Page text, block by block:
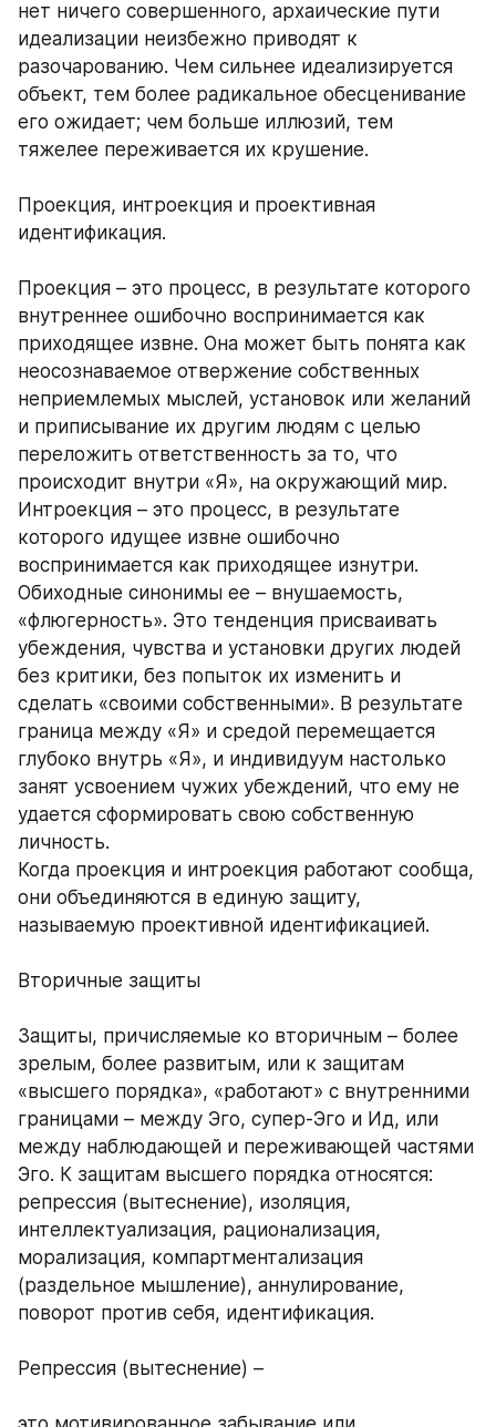
нет ничего совершенного, архаические пути
идеализации неизбежно приводят к
разочарованию. Чем сильнее идеализируется
объект, тем более радикальное обесценивание
его ожидает; чем больше иллюзий, тем
тяжелее переживается их крушение.
Проекция, интроекция и проективная
идентификация.
Проекция – это процесс, в результате которого
внутреннее ошибочно воспринимается как
приходящее извне. Она может быть понята как
неосознаваемое отвержение собственных
неприемлемых мыслей, установок или желаний
и приписывание их другим людям с целью
переложить ответственность за то, что
происходит внутри «Я», на окружающий мир.
Интроекция – это процесс, в результате
которого идущее извне ошибочно
воспринимается как приходящее изнутри.
Обиходные синонимы ее – внушаемость,
«флюгерность». Это тенденция присваивать
убеждения, чувства и установки других людей
без критики, без попыток их изменить и
сделать «своими собственными». В результате
граница между «Я» и средой перемещается
глубоко внутрь «Я», и индивидуум настолько
занят усвоением чужих убеждений, что ему не
удается сформировать свою собственную
личность.
Когда проекция и интроекция работают сообща,
они объединяются в единую защиту,
называемую проективной идентификацией.
Вторичные защиты
Защиты, причисляемые ко вторичным – более
зрелым, более развитым, или к защитам
«высшего порядка», «работают» с внутренними
границами – между Эго, супер-Эго и Ид, или
между наблюдающей и переживающей частями
Эго. К защитам высшего порядка относятся:
репрессия (вытеснение), изоляция,
интеллектуализация, рационализация,
морализация, компартментализация
(раздельное мышление), аннулирование,
поворот против себя, идентификация.
Репрессия (вытеснение) –